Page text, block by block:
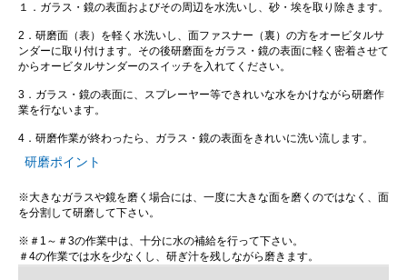
１．ガラス・鏡の表面およびその周辺を水洗いし、砂・埃を取り除きます。
2．研磨面（表）を軽く水洗いし、面ファスナー（裏）の方をオービタルサ
ンダーに取り付けます。その後研磨面をガラス・鏡の表面に軽く密着させて
からオービタルサンダーのスイッチを入れてください。
3．ガラス・鏡の表面に、スプレーヤー等できれいな水をかけながら研磨作
業を行ないます。
4．研磨作業が終わったら、ガラス・鏡の表面をきれいに洗い流します。
研磨ポイント
※大きなガラスや鏡を磨く場合には、一度に大きな面を磨くのではなく、面
を分割して研磨して下さい。
※＃1～＃3の作業中は、十分に水の補給を行って下さい。
＃4の作業では水を少なくし、研ぎ汁を残しながら磨きます。